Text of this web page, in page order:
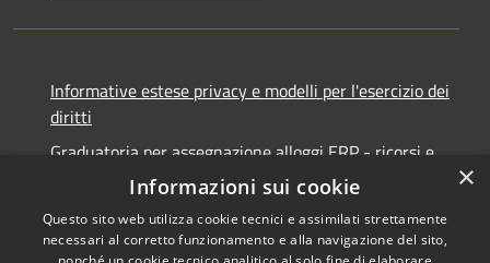
Informative estese privacy e modelli per l'esercizio dei
diritti
Graduatoria per assegnazione alloggi ERP - ricorsi e
×
Informazioni sui cookie
Questo sito web utilizza cookie tecnici e assimilati strettamente
necessari al corretto funzionamento e alla navigazione del sito,